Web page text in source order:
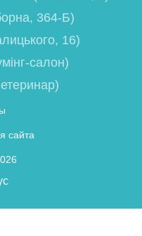
364-Б)
16)
салон)
сайта